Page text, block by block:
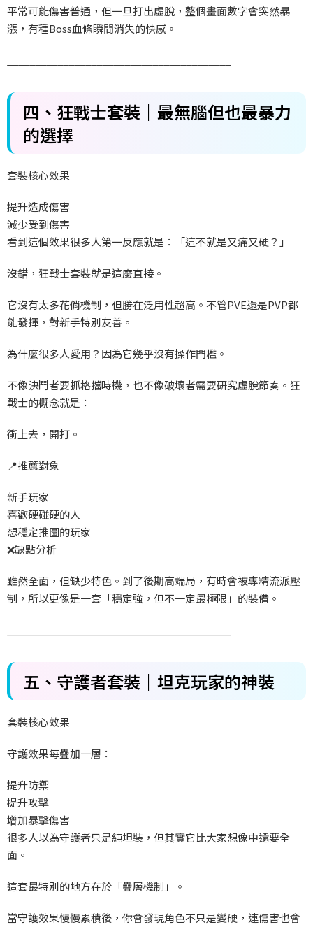
平常可能傷害普通，但一旦打出虛脫，整個畫面數字會突然暴
漲，有種Boss血條瞬間消失的快感。
四、狂戰士套裝｜最無腦但也最暴力
的選擇
套裝核心效果
提升造成傷害
減少受到傷害
看到這個效果很多人第一反應就是：「這不就是又痛又硬？」
沒錯，狂戰士套裝就是這麼直接。
它沒有太多花俏機制，但勝在泛用性超高。不管PVE還是PVP都
能發揮，對新手特別友善。
為什麼很多人愛用？因為它幾乎沒有操作門檻。
不像決鬥者要抓格擋時機，也不像破壞者需要研究虛脫節奏。狂
戰士的概念就是：
衝上去，開打。
📍推薦對象
新手玩家
喜歡硬碰硬的人
想穩定推圖的玩家
❌缺點分析
雖然全面，但缺少特色。到了後期高端局，有時會被專精流派壓
制，所以更像是一套「穩定強，但不一定最極限」的裝備。
五、守護者套裝｜坦克玩家的神裝
套裝核心效果
守護效果每疊加一層：
提升防禦
提升攻擊
增加暴擊傷害
很多人以為守護者只是純坦裝，但其實它比大家想像中還要全
面。
這套最特別的地方在於「疊層機制」。
當守護效果慢慢累積後，你會發現角色不只是變硬，連傷害也會